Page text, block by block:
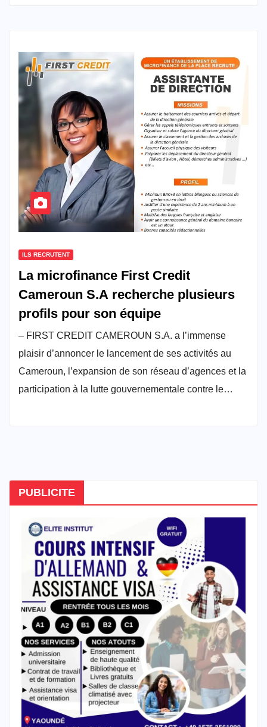
ILS RECRUTENT
La microfinance First Credit
Cameroun S.A recherche plusieurs
profils pour son équipe
– FIRST CREDIT CAMEROUN S.A. a l’immense
plaisir d’annoncer le lancement de ses activités au
Cameroun, l’expansion de son réseau d’agences et la
participation à la lutte gouvernementale contre le…
PUBLICITE